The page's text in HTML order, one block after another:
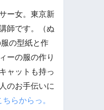
ー女。東京新
師です。（ぬ
の型紙と作
ーの服の作り
ャットも持っ
のお手伝いに
らからっ。